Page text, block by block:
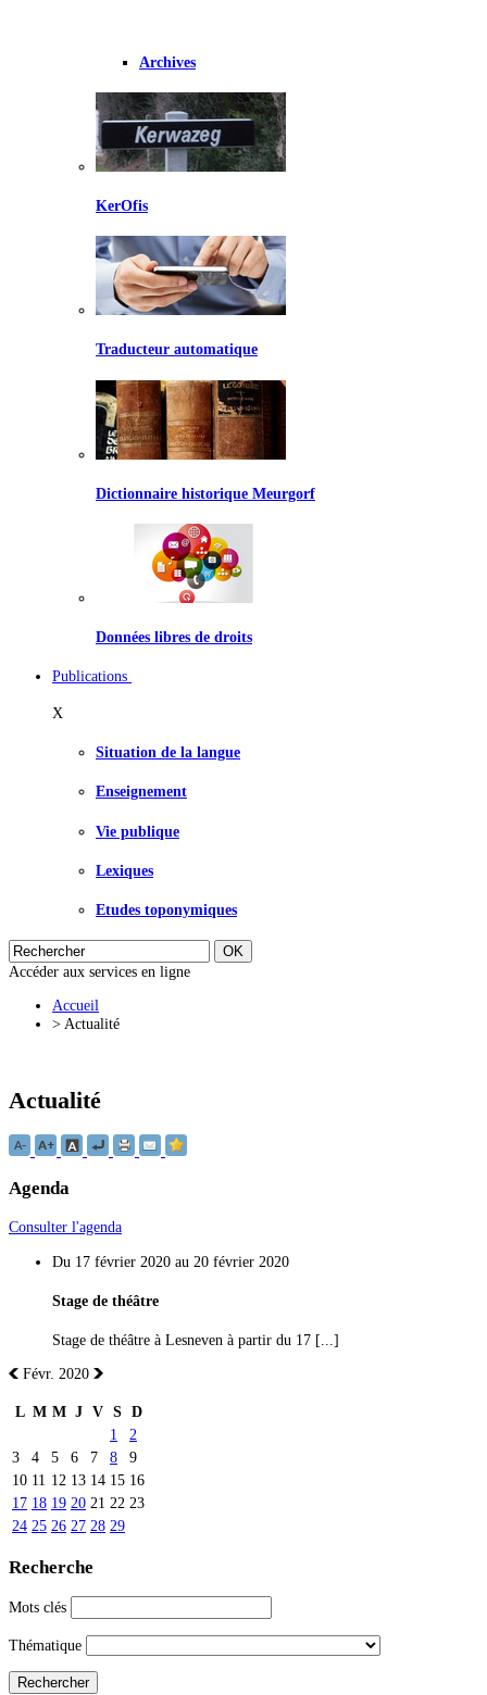
Archives
KerOfis
Traducteur automatique
Dictionnaire historique Meurgorf
Données libres de droits
Publications
X
Situation de la langue
Enseignement
Vie publique
Lexiques
Etudes toponymiques
Accéder aux services en ligne
Accueil
>Actualité
Actualité
Agenda
Consulter l'agenda
Du 17 février 2020 au 20 février 2020
Stage de théâtre
Stage de théâtre à Lesneven à partir du 17 [...]
Févr. 2020
L M M J V S D
1
2
3
4 5 6 7 8
9
10 11 12 13 14 15 16
17 18 19 20 21 22 23
24 25 26 27 28 29
Recherche
Mots clés
Thématique